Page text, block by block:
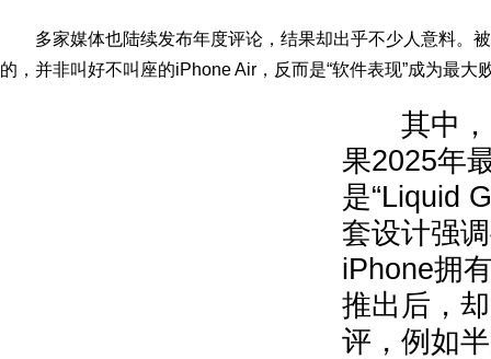
多家媒体也陆续发布年度评论，结果却出乎不少人意料。
的，并非叫好不叫座的iPhone Air，反而是“软件表现”成为最大
其中，
果2025年
是“Liquid
套设计强
iPhone拥
推出后，
评，例如